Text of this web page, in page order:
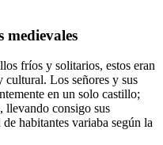
medievales
fríos y solitarios, estos eran
cultural. Los señores y sus
en un solo castillo;
llevando consigo sus
habitantes variaba según la